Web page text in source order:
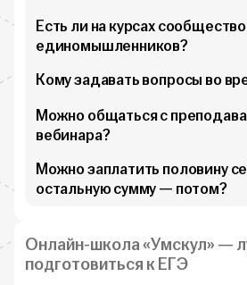
Есть ли на курсах сообщество
единомышленников?
Кому задавать вопросы во
Можно общаться с
вебинара?
Можно заплатить половину
остальную сумму — потом?
Онлайн-школа «Умскул» —
подготовиться к ЕГЭ